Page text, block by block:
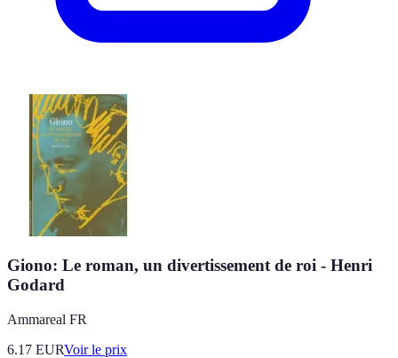
Giono: Le roman, un divertissement de roi - Henri
Godard
Ammareal FR
6.17 EURVoir le prix